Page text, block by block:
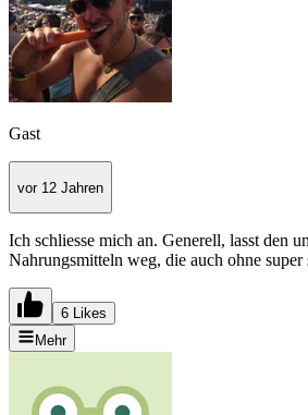
Gast
vor 12 Jahren
Ich schliesse mich an. Generell, lasst den
Nahrungsmitteln weg, die auch ohne super
6 Likes
Mehr